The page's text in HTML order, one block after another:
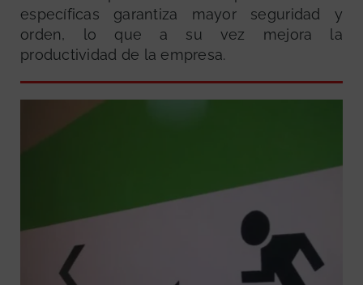
específicas garantiza mayor seguridad y
orden, lo que a su vez mejora la
productividad de la empresa.